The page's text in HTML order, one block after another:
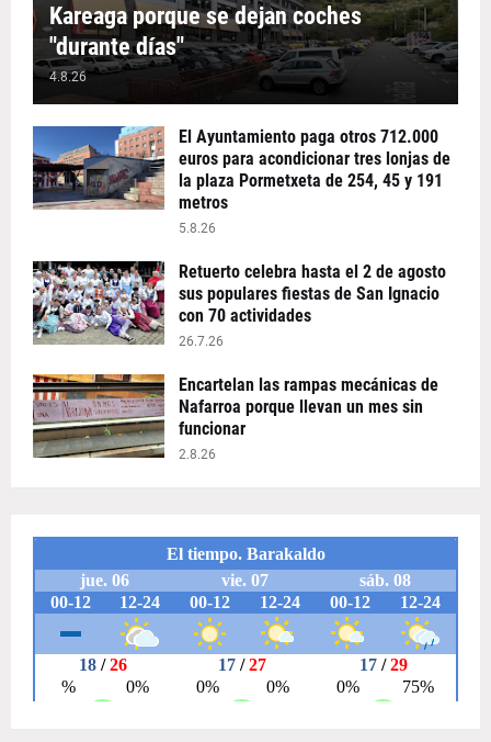
Kareaga porque se dejan coches
"durante días"
4.8.26
El Ayuntamiento paga otros 712.000
euros para acondicionar tres lonjas de
la plaza Pormetxeta de 254, 45 y 191
metros
5.8.26
Retuerto celebra hasta el 2 de agosto
sus populares fiestas de San Ignacio
con 70 actividades
26.7.26
Encartelan las rampas mecánicas de
Nafarroa porque llevan un mes sin
funcionar
2.8.26